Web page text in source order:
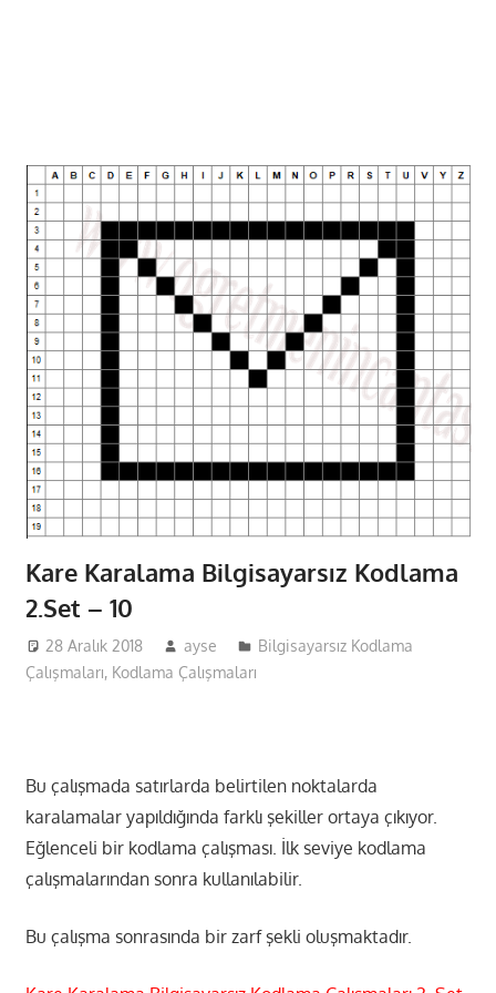
Kare Karalama Bilgisayarsız Kodlama
2.Set – 10
28 Aralık 2018 ayse
Bilgisayarsız Kodlama
Çalışmaları, Kodlama Çalışmaları
Bu çalışmada satırlarda belirtilen noktalarda
karalamalar yapıldığında farklı şekiller ortaya çıkıyor.
Eğlenceli bir kodlama çalışması. İlk seviye kodlama
çalışmalarından sonra kullanılabilir.
Bu çalışma sonrasında bir zarf şekli oluşmaktadır.